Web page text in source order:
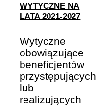
WYTYCZNE NA
LATA 2021-2027
Wytyczne
obowiązujące
beneficjentów
przystępujących
lub
realizujących